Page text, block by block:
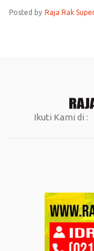
Posted by Raja Rak
Ikuti Kami di :